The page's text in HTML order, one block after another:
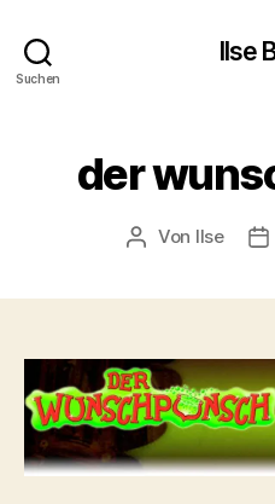
Suchen
Ilse
der
Beitragsautor
Von Ilse